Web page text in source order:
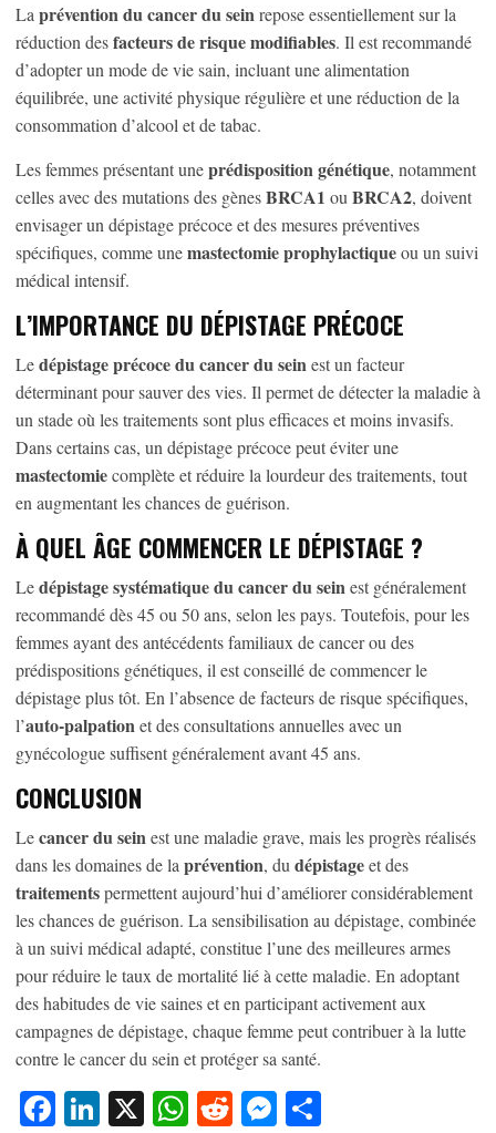
Laprévention du cancer du seinrepose essentiellement sur la
réduction desfacteurs de risque modifiables. Il est recommandé
d’adopter un mode de vie sain, incluant une alimentation
équilibrée, une activité physique régulière et une réduction de la
consommation d’alcool et de tabac.
Les femmes présentant uneprédisposition génétique, notamment
celles avec des mutations des gènesBRCA1 ouBRCA2, doivent
envisager un dépistage précoce et des mesures préventives
spécifiques, comme unemastectomie prophylactiqueou un suivi
médical intensif.
L’IMPORTANCE DU DÉPISTAGE PRÉCOCE
Ledépistage précoce du cancer du seinest un facteur
déterminant pour sauver des vies. Il permet de détecter la maladie à
un stade où les traitements sont plus efficaces et moins invasifs.
Dans certains cas, un dépistage précoce peut éviter une
mastectomiecomplète et réduire la lourdeur des traitements, tout
en augmentant les chances de guérison.
À QUEL ÂGE COMMENCER LE DÉPISTAGE ?
Ledépistage systématique du cancer du seinest généralement
recommandé dès 45 ou 50 ans, selon les pays. Toutefois, pour les
femmes ayant des antécédents familiaux de cancer ou des
prédispositions génétiques, il est conseillé de commencer le
dépistage plus tôt. En l’absence de facteurs de risque spécifiques,
l’auto-palpationet des consultations annuelles avec un
gynécologue suffisent généralement avant 45 ans.
CONCLUSION
Lecancer du seinest une maladie grave, mais les progrès réalisés
dans les domaines de laprévention, dudépistageet des
traitementspermettent aujourd’hui d’améliorer considérablement
les chances de guérison. La sensibilisation au dépistage, combinée
à un suivi médical adapté, constitue l’une des meilleures armes
pour réduire le taux de mortalité lié à cette maladie. En adoptant
des habitudes de vie saines et en participant activement aux
campagnes de dépistage, chaque femme peut contribuer à la lutte
contre le cancer du sein et protéger sa santé.
Facebook
LinkedIn
X WhatsApp
RedditMessenger